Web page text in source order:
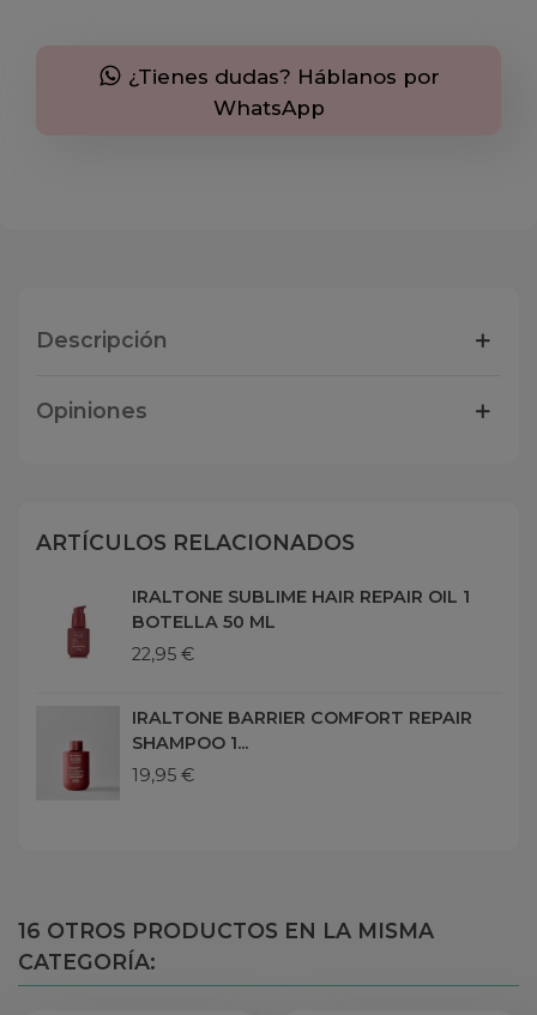
¿Tienes dudas? Háblanos por
WhatsApp
Descripción
Opiniones
ARTÍCULOS RELACIONADOS
IRALTONE SUBLIME HAIR REPAIR OIL 1
BOTELLA 50 ML
22,95 €
IRALTONE BARRIER COMFORT REPAIR
SHAMPOO 1...
19,95 €
16 OTROS PRODUCTOS EN LA MISMA
CATEGORÍA: